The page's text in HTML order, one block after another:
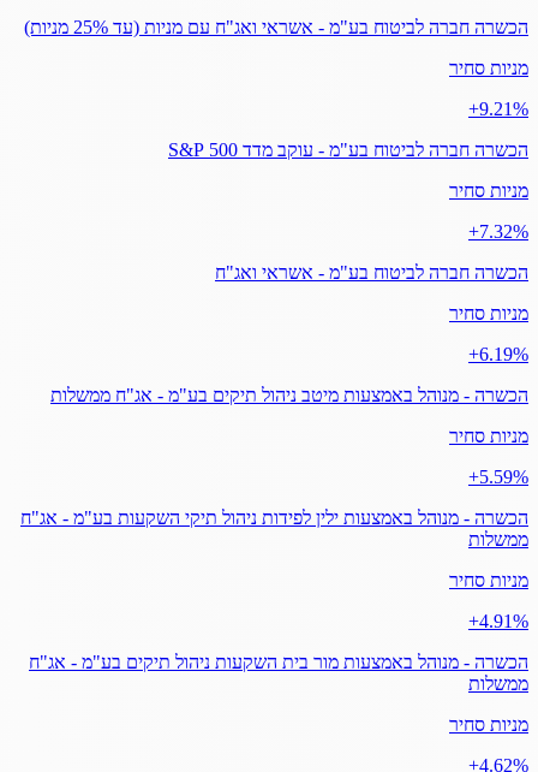
הכשרה חברה לביטוח בע"מ - אשראי ואג"ח עם מניות (עד 25% מניות)
מניות סחיר
‎+9.21%
הכשרה חברה לביטוח בע"מ - עוקב מדד 500 S&P
מניות סחיר
‎+7.32%
הכשרה חברה לביטוח בע"מ - אשראי ואג"ח
מניות סחיר
‎+6.19%
הכשרה - מנוהל באמצעות מיטב ניהול תיקים בע"מ - אג"ח ממשלות
מניות סחיר
‎+5.59%
הכשרה - מנוהל באמצעות ילין לפידות ניהול תיקי השקעות בע"מ - אג"ח
ממשלות
מניות סחיר
‎+4.91%
הכשרה - מנוהל באמצעות מור בית השקעות ניהול תיקים בע"מ - אג"ח
ממשלות
מניות סחיר
‎+4.62%